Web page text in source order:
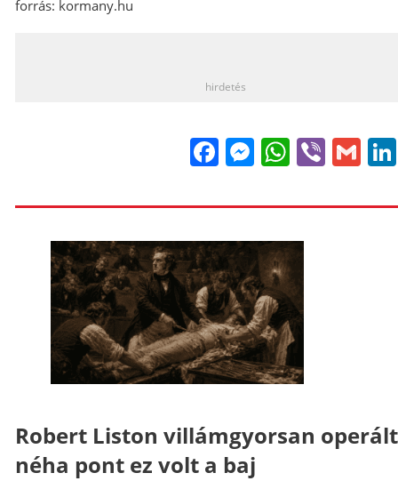
forrás: kormany.hu
hirdetés
FacebookViber
Robert Liston villámgyorsan
néha pont ez volt a baj